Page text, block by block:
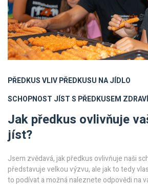
PŘEDKUSVLIV PŘEDKUSU NA JÍDLO
SCHOPNOST JÍST S PŘEDKUSEM
Jak předkus ovlivňuje
jíst?
Jsem zvědavá, jak předkus ovlivňuje naši
představuje velkou výzvu, ale jak to tedy
to podívat a možná naleznete odpovědi na